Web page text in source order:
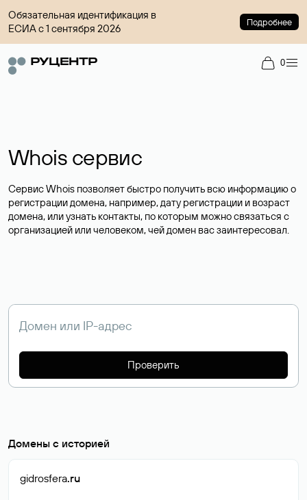
Обязательная идентификация в
ЕСИА с 1 сентября 2026
Подробнее
0
Whois сервис
Сервис Whois позволяет быстро получить всю информацию о
регистрации домена, например, дату регистрации и возраст
домена, или узнать контакты, по которым можно связаться с
организацией или человеком, чей домен вас заинтересовал.
Проверить
Домены с историей
gidrosfera.ru